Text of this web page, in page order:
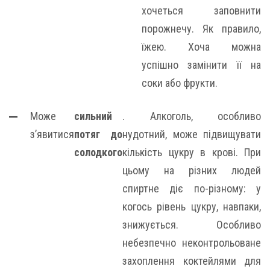
хочеться заповнити
порожнечу. Як правило,
їжею. Хоча можна
успішно замінити її на
соки або фрукти.
Може
з’явитися
сильний
потяг до
солодкого
. Алкоголь, особливо
нудотний, може підвищувати
кількість цукру в крові. При
цьому на різних людей
спиртне діє по-різному: у
когось рівень цукру, навпаки,
знижується. Особливо
небезпечно неконтрольоване
захоплення коктейлями для